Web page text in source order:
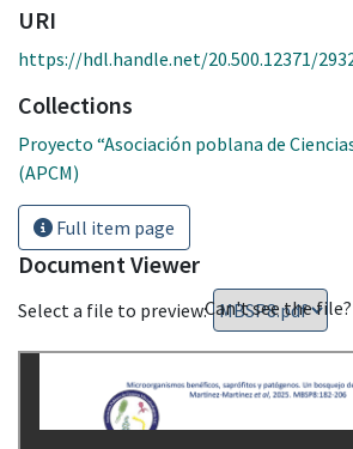
URI
https://hdl.handle.net/20.500.12371/
Collections
Proyecto “Asociación poblana de
(APCM)
Full item page
Document Viewer
Select a file to preview:Can't see the